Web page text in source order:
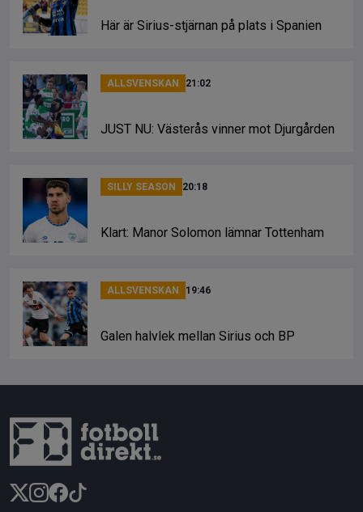
Här är Sirius-stjärnan på plats i Spanien
ALLSVENSKAN 21:02
JUST NU: Västerås vinner mot Djurgården
SILLY SEASON 20:18
Klart: Manor Solomon lämnar Tottenham
ALLSVENSKAN 19:46
Galen halvlek mellan Sirius och BP